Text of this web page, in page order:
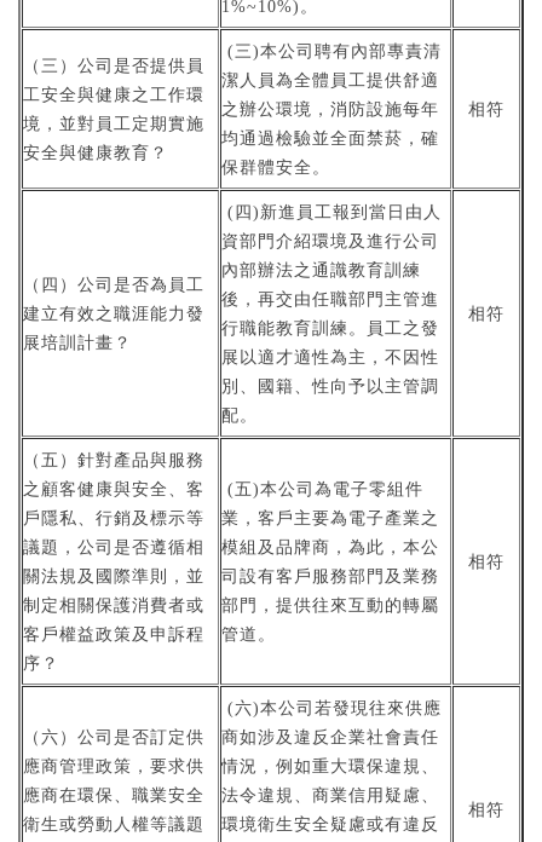
1%~10%)。
（三）公司是否提供員
工安全與健康之工作環
境，並對員工定期實施
安全與健康教育？
(三)本公司聘有內部專責清
潔人員為全體員工提供舒適
之辦公環境，消防設施每年
均通過檢驗並全面禁菸，確
保群體安全。
相符
（四）公司是否為員工
建立有效之職涯能力發
展培訓計畫？
(四)新進員工報到當日由人
資部門介紹環境及進行公司
內部辦法之通識教育訓練
後，再交由任職部門主管進
行職能教育訓練。員工之發
展以適才適性為主，不因性
別、國籍、性向予以主管調
配。
相符
（五）針對產品與服務
之顧客健康與安全、客
戶隱私、行銷及標示等
議題，公司是否遵循相
關法規及國際準則，並
制定相關保護消費者或
客戶權益政策及申訴程
序？
(五)本公司為電子零組件
業，客戶主要為電子產業之
模組及品牌商，為此，本公
司設有客戶服務部門及業務
部門，提供往來互動的轉屬
管道。
相符
（六）公司是否訂定供
應商管理政策，要求供
應商在環保、職業安全
衛生或勞動人權等議題
(六)本公司若發現往來供應
商如涉及違反企業社會責任
情況，例如重大環保違規、
法令違規、商業信用疑慮、
環境衛生安全疑慮或有違反
相符